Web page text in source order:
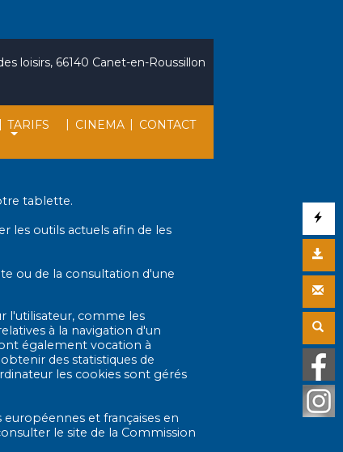
| TARIFS | CINEMA | CONTACT
loisirs, 66140 Canet-en-Roussillon
tablette.
outils actuels afin de les
ou de la consultation d'une
l'utilisateur, comme les
à la navigation d'un
également vocation à
des statistiques de
les cookies sont gérés
et françaises en
le site de la Commission